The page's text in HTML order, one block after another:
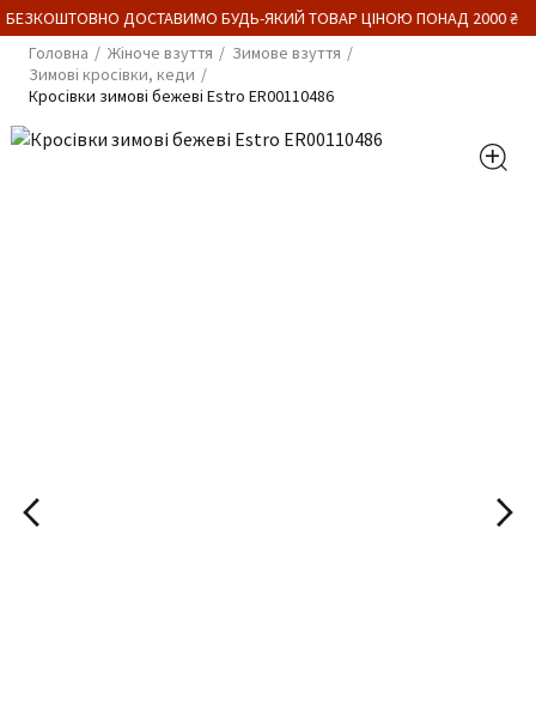
ДОСТАВИМО БУДЬ-ЯКИЙ ТОВАР ЦІНОЮ ПОНАД 2000 ₴
Головна Жіноче взуття
Зимове взуття
Зимові кросівки, кеди
Кросівки зимові бежеві Estro ER00110486